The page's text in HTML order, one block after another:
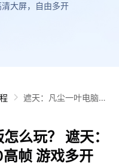
大屏，自由多开
遮天：凡尘一叶电脑版
戏多开 后台挂机 按键
设置教程
么玩？ 遮天：
帧 游戏多开